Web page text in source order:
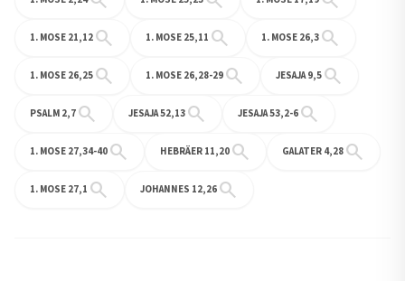
1. MOSE 21,12 search 1. MOSE 25,11 search 1. MOSE 26,3 search
1. MOSE 26,25 search 1. MOSE 26,28-29 search JESAJA 9,5 search
PSALM 2,7 search JESAJA 52,13 search JESAJA 53,2-6 search
1. MOSE 27,34-40 search HEBRÄER 11,20 search GALATER 4,28 search
1. MOSE 27,1 search JOHANNES 12,26 search